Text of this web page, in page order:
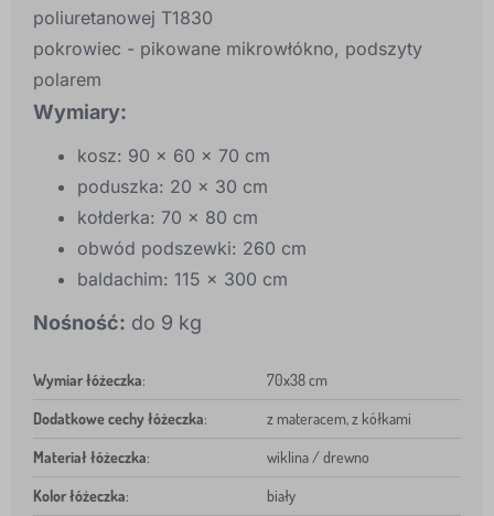
poliuretanowej T1830
pokrowiec - pikowane mikrowłókno, podszyty
polarem
Wymiary:
kosz: 90 x 60 x 70 cm
poduszka: 20 x 30 cm
kołderka: 70 x 80 cm
obwód podszewki: 260 cm
baldachim: 115 x 300 cm
Nośność: do 9 kg
Wymiar łóżeczka: 70x38 cm
Dodatkowe cechy łóżeczka: z materacem, z kółkami
Materiał łóżeczka: wiklina / drewno
Kolor łóżeczka: biały